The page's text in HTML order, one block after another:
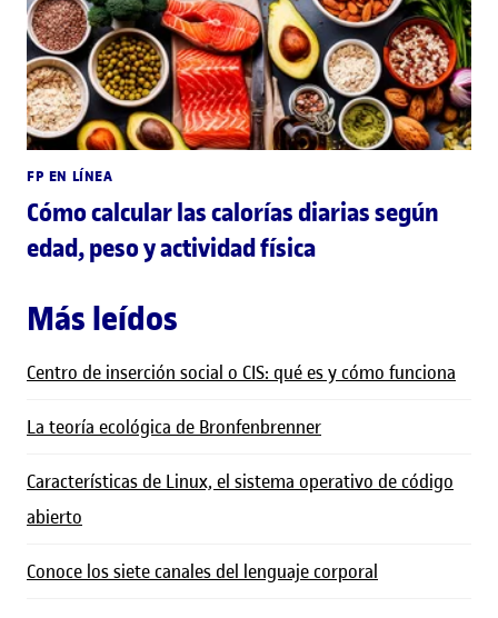
FP EN LÍNEA
Cómo calcular las calorías diarias según
edad, peso y actividad física
Más leídos
Centro de inserción social o CIS: qué es y cómo funciona
La teoría ecológica de Bronfenbrenner
Características de Linux, el sistema operativo de código
abierto
Conoce los siete canales del lenguaje corporal